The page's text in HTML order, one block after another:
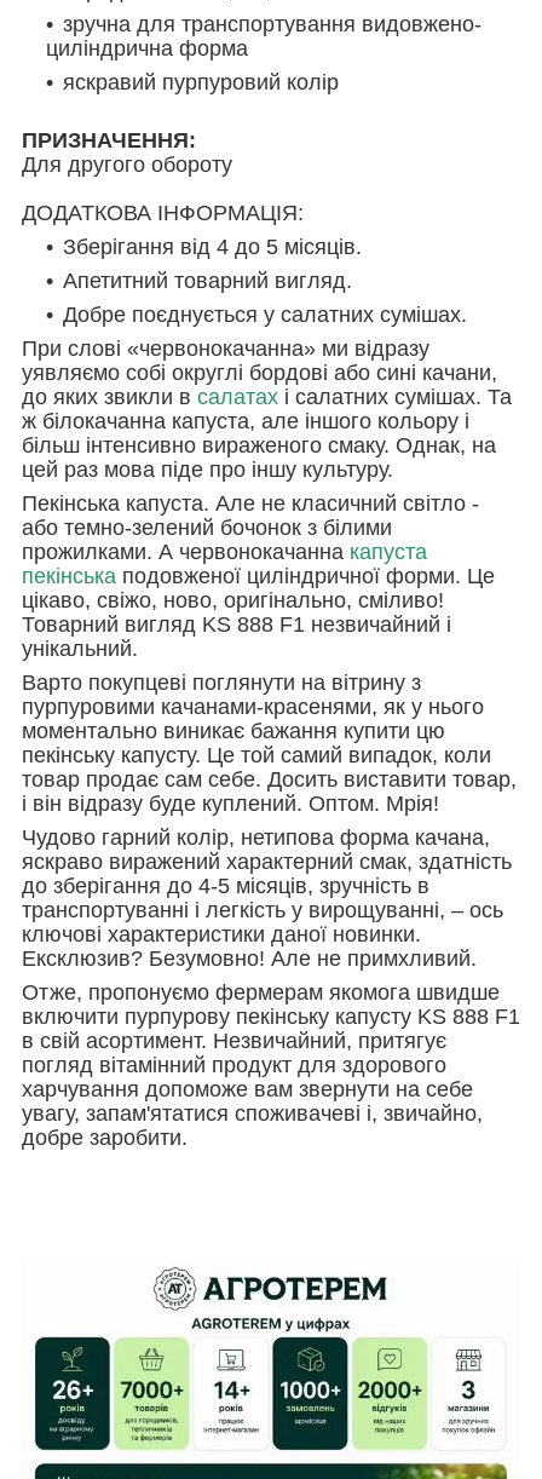
зручна для транспортування видовжено-
циліндрична форма
яскравий пурпуровий колір
ПРИЗНАЧЕННЯ:
Для другого обороту
ДОДАТКОВА ІНФОРМАЦІЯ:
Зберігання від 4 до 5 місяців.
Апетитний товарний вигляд.
Добре поєднується у салатних сумішах.
При слові «червонокачанна» ми відразу
уявляємо собі округлі бордові або сині качани,
до яких звикли в салатах і салатних сумішах. Та
ж білокачанна капуста, але іншого кольору і
більш інтенсивно вираженого смаку. Однак, на
цей раз мова піде про іншу культуру.
Пекінська капуста. Але не класичний світло -
або темно-зелений бочонок з білими
прожилками. А червонокачанна капуста
пекінська подовженої циліндричної форми. Це
цікаво, свіжо, ново, оригінально, сміливо!
Товарний вигляд KS 888 F1 незвичайний і
унікальний.
Варто покупцеві поглянути на вітрину з
пурпуровими качанами-красенями, як у нього
моментально виникає бажання купити цю
пекінську капусту. Це той самий випадок, коли
товар продає сам себе. Досить виставити товар,
і він відразу буде куплений. Оптом. Мрія!
Чудово гарний колір, нетипова форма качана,
яскраво виражений характерний смак, здатність
до зберігання до 4-5 місяців, зручність в
транспортуванні і легкість у вирощуванні, – ось
ключові характеристики даної новинки.
Ексклюзив? Безумовно! Але не примхливий.
Отже, пропонуємо фермерам якомога швидше
включити пурпурову пекінську капусту KS 888 F1
в свій асортимент. Незвичайний, притягує
погляд вітамінний продукт для здорового
харчування допоможе вам звернути на себе
увагу, запам'ятатися споживачеві і, звичайно,
добре заробити.